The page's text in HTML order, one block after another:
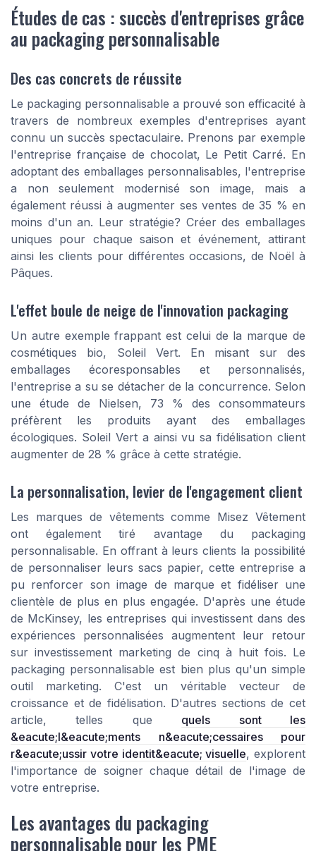
Études de cas : succès d'entreprises grâce
au packaging personnalisable
Des cas concrets de réussite
Le packaging personnalisable a prouvé son efficacité à
travers de nombreux exemples d'entreprises ayant
connu un succès spectaculaire. Prenons par exemple
l'entreprise française de chocolat, Le Petit Carré. En
adoptant des emballages personnalisables, l'entreprise
a non seulement modernisé son image, mais a
également réussi à augmenter ses ventes de 35 % en
moins d'un an. Leur stratégie? Créer des emballages
uniques pour chaque saison et événement, attirant
ainsi les clients pour différentes occasions, de Noël à
Pâques.
L'effet boule de neige de l'innovation packaging
Un autre exemple frappant est celui de la marque de
cosmétiques bio, Soleil Vert. En misant sur des
emballages écoresponsables et personnalisés,
l'entreprise a su se détacher de la concurrence. Selon
une étude de Nielsen, 73 % des consommateurs
préfèrent les produits ayant des emballages
écologiques. Soleil Vert a ainsi vu sa fidélisation client
augmenter de 28 % grâce à cette stratégie.
La personnalisation, levier de l'engagement client
Les marques de vêtements comme Misez Vêtement
ont également tiré avantage du packaging
personnalisable. En offrant à leurs clients la possibilité
de personnaliser leurs sacs papier, cette entreprise a
pu renforcer son image de marque et fidéliser une
clientèle de plus en plus engagée. D'après une étude
de McKinsey, les entreprises qui investissent dans des
expériences personnalisées augmentent leur retour
sur investissement marketing de cinq à huit fois. Le
packaging personnalisable est bien plus qu'un simple
outil marketing. C'est un véritable vecteur de
croissance et de fidélisation. D'autres sections de cet
article, telles que quels sont les
&eacute;l&eacute;ments n&eacute;cessaires pour
r&eacute;ussir votre identit&eacute; visuelle, explorent
l'importance de soigner chaque détail de l'image de
votre entreprise.
Les avantages du packaging
personnalisable pour les PME